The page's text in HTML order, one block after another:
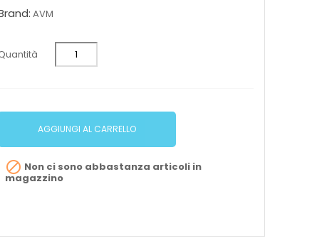
AVM
AGGIUNGI AL CARRELLO
 Non ci sono abbastanza articoli in
magazzino